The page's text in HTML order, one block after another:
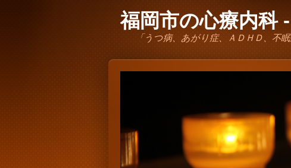
福岡市の心療内科
「うつ病、あがり症、ＡＤＨＤ、不